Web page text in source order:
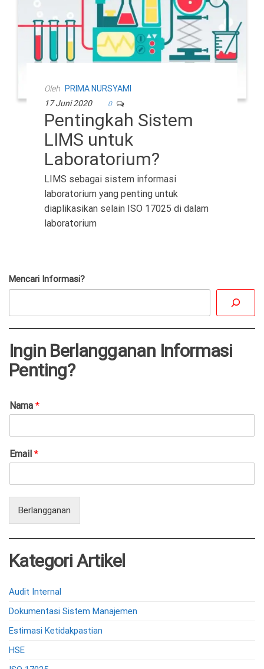
Oleh
PRIMA NURSYAMI
17 Juni 2020
0
Pentingkah Sistem
LIMS untuk
Laboratorium?
LIMS sebagai sistem informasi
laboratorium yang penting untuk
diaplikasikan selain ISO 17025 di dalam
laboratorium
Mencari Informasi?
Ingin Berlangganan Informasi
Penting?
Nama *
Email *
Berlangganan
Kategori Artikel
Audit Internal
Dokumentasi Sistem Manajemen
Estimasi Ketidakpastian
HSE